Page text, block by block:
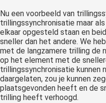
Nu een voorbeeld van
trillingssynchronisatie maar
elkaar opgesteld staan en
sneller dan het andere. We
met de langzamere trilling de
op het element met de
trillingssynchronisatie kunnen
daargelaten, zou je kunnen
plaatsgevonden heeft en de
trilling heeft verhoogd.